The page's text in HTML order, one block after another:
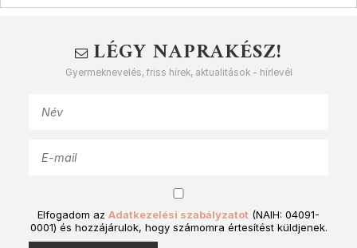
LÉGY NAPRAKÉSZ!
Gyermeknevelés, friss hírek, aktualitások - hírlevél
Elfogadom az Adatkezelési szabályzatot (NAIH: 04091-
0001) és hozzájárulok, hogy számomra értesítést küldjenek.